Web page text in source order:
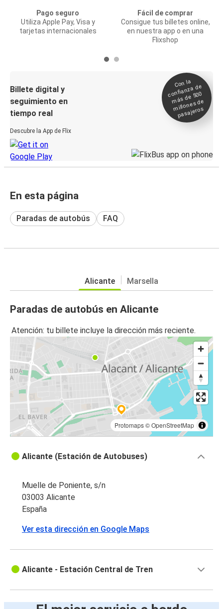
Pago seguro
Utiliza Apple Pay, Visa y
tarjetas internacionales
Fácil de comprar
Consigue tus billetes online,
en nuestra app o en una
Flixshop
Billete digital y
seguimiento en
tiempo real
Descubre la App de Flix
Con la
confianza de
más de 500
millones de
pasajeros
En esta página
Paradas de autobús FAQ
Alicante Marsella
Paradas de autobús en Alicante
Atención: tu billete incluye la dirección más reciente.
Protomaps©OpenStreetMap
Alicante (Estación de Autobuses)
Muelle de Poniente, s/n
03003 Alicante
España
Ver esta dirección en Google Maps
Alicante - Estación Central de Tren